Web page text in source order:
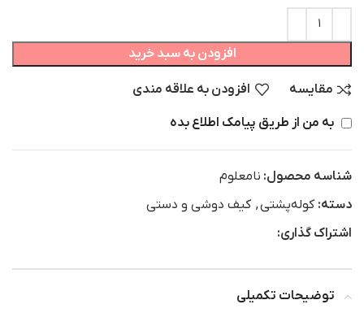
افزودن به سبد خرید
مقایسه افزودن به علاقه مندی
به من از طریق پیامک اطلاع بده
شناسه محصول: نامعلوم
دسته: کوله‌پشتی, کیف دوشی و دستی
اشتراک گذاری:
توضیحات تکمیلی